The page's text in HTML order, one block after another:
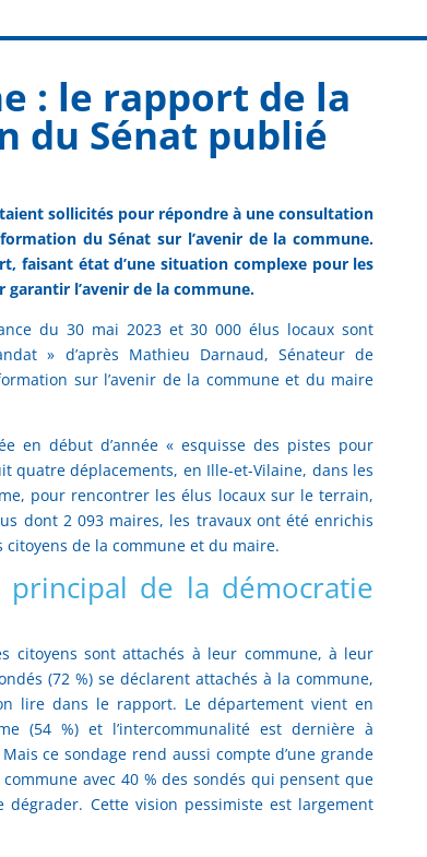
: le rapport de la
du Sénat publié
sollicités pour répondre à une consultation
du Sénat sur l’avenir de la commune.
faisant état d’une situation complexe pour les
l’avenir de la commune.
du 30 mai 2023 et 30 000 élus locaux sont
» d’après Mathieu Darnaud, Sénateur de
sur l’avenir de la commune et du maire
en début d’année « esquisse des pistes pour
quatre déplacements, en Ille-et-Vilaine, dans les
pour rencontrer les élus locaux sur le terrain,
dont 2 093 maires, les travaux ont été enrichis
de la commune et du maire.
de la démocratie
citoyens sont attachés à leur commune, à leur
(72 %) se déclarent attachés à la commune,
lire dans le rapport. Le département vient en
(54 %) et l’intercommunalité est dernière à
ce sondage rend aussi compte d’une grande
avec 40 % des sondés qui pensent que
Cette vision pessimiste est largement